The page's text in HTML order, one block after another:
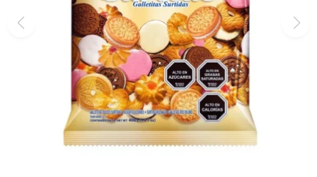
Papelería
Juguetería
Packing y Regalaría